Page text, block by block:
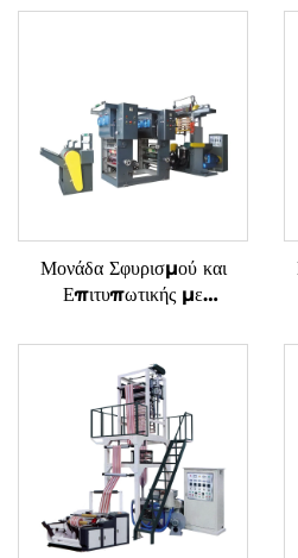
Μονάδα Σφυρισμού και
Επιτυπωτικής με